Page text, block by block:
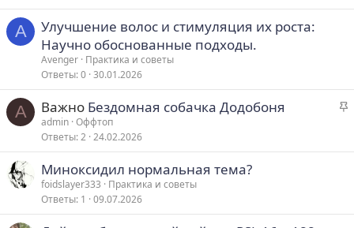
р
н
о
A
Улучшение волос и стимуляция их роста:
Научно обоснованные подходы.
Avenger Практика и советы
Ответы 0 30.01.2026
A
З
р
Важно Бездомная собачка Додобоня
admin Оффтоп
Ответы 2 24.02.2026
Миноксидил нормальная тема?
foidslayer333
Практика и советы
Ответы 1 09.07.2026